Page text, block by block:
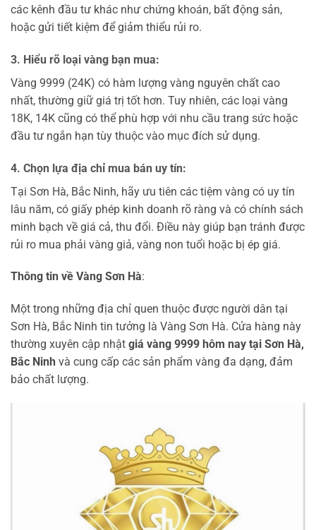
các kênh đầu tư khác như chứng khoán, bất động sản,
hoặc gửi tiết kiệm để giảm thiểu rủi ro.
3. Hiểu rõ loại vàng bạn mua:
Vàng 9999 (24K) có hàm lượng vàng nguyên chất cao
nhất, thường giữ giá trị tốt hơn. Tuy nhiên, các loại vàng
18K, 14K cũng có thể phù hợp với nhu cầu trang sức hoặc
đầu tư ngắn hạn tùy thuộc vào mục đích sử dụng.
4. Chọn lựa địa chỉ mua bán uy tín:
Tại Sơn Hà, Bắc Ninh, hãy ưu tiên các tiệm vàng có uy tín
lâu năm, có giấy phép kinh doanh rõ ràng và có chính sách
minh bạch về giá cả, thu đổi. Điều này giúp bạn tránh được
rủi ro mua phải vàng giả, vàng non tuổi hoặc bị ép giá.
Thông tin về Vàng Sơn Hà:
Một trong những địa chỉ quen thuộc được người dân tại
Sơn Hà, Bắc Ninh tin tưởng là Vàng Sơn Hà. Cửa hàng này
thường xuyên cập nhật giá vàng 9999 hôm nay tại Sơn Hà,
Bắc Ninh và cung cấp các sản phẩm vàng đa dạng, đảm
bảo chất lượng.